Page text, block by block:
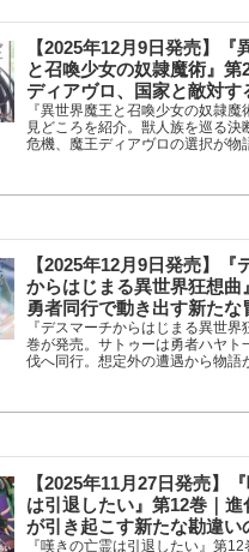
【2025年12月9日発売】『
と召喚少女の奴隷魔術』第
ディアヴロ、国家と敵対す
『異世界魔王と召喚少女の奴隷
見どころを紹介。獣人族を巡る決
危機、魔王ディアヴロの選択が物
【2025年12月9日発売】『
からはじまる異世界狂想曲
勇者同行で動き出す新たな
『デスマーチからはじまる異世界
巻が発売。サトゥーは勇者ハヤト
伐へ同行。想定外の遭遇から物語
刊の内容と見どころを分かりや
【2025年11月27日発売】
は引退したい』第12巻｜進
が引き起こす新たな勘違い
『嘆きの亡霊は引退したい』第